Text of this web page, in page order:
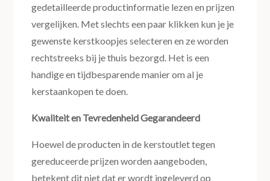
gedetailleerde productinformatie lezen en prijzen
vergelijken. Met slechts een paar klikken kun je je
gewenste kerstkoopjes selecteren en ze worden
rechtstreeks bij je thuis bezorgd. Het is een
handige en tijdbesparende manier om al je
kerstaankopen te doen.
Kwaliteit en Tevredenheid Gegarandeerd
Hoewel de producten in de kerstoutlet tegen
gereduceerde prijzen worden aangeboden,
betekent dit niet dat er wordt ingeleverd op